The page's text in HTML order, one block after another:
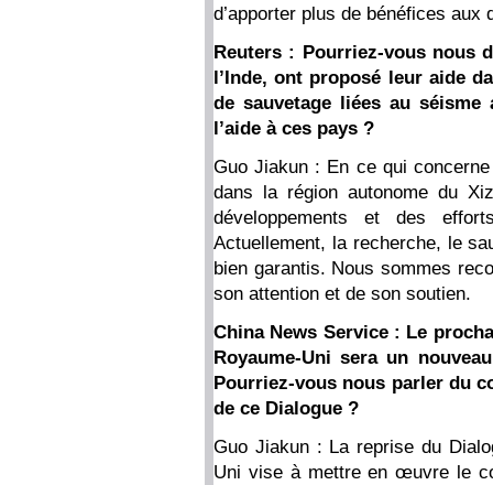
d’apporter plus de bénéfices
Reuters : Pourriez-vous nous
l’Inde, ont proposé leur aide
de sauvetage liées au
l’aide à ces pays ?
Guo Jiakun : En ce qui
dans la région autonome du
développements et des
Actuellement, la recherche, le
bien garantis. Nous sommes
son attention et de son soutien.
China News Service : Le
Royaume-Uni sera un
Pourriez-vous nous parler du
de ce Dialogue ?
Guo Jiakun : La reprise du
Uni vise à mettre en œuvre le